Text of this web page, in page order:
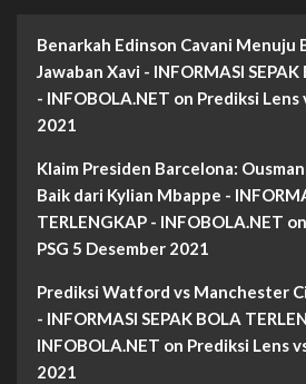
Benarkah Edinson Cavani Menuju
Jawaban Xavi - INFORMASI
- INFOBOLA.NET on Prediksi Lens
2021
Klaim Presiden Barcelona:
Baik dari Kylian Mbappe -
TERLENGKAP - INFOBOLA.NET on
PSG 5 Desember 2021
Prediksi Watford vs Manchester
- INFORMASI SEPAK BOLA
INFOBOLA.NET on Prediksi Lens
2021